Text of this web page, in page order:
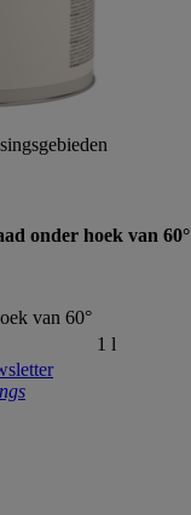
onder hoek van 60°
van 60°
1 l